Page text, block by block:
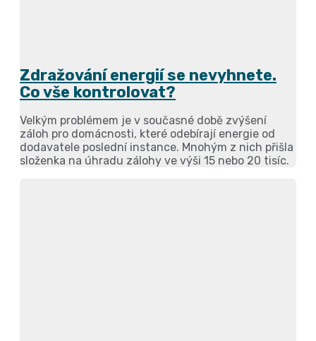
Zdražování energií se nevyhnete.
Co vše kontrolovat?
Velkým problémem je v současné době zvýšení
záloh pro domácnosti, které odebírají energie od
dodavatele poslední instance. Mnohým z nich přišla
složenka na úhradu zálohy ve výši 15 nebo 20 tisíc.